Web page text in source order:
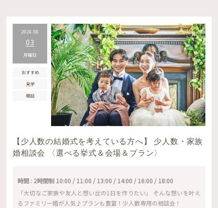
2026.08
03
月曜日
おすすめ
見学
相談
【少人数の結婚式を考えている方へ】 少人数・家族
婚相談会 〈選べる挙式＆会場＆プラン〉
時間 : 2時間制 10:00 / 11:00 / 13:00 / 14:00 / 16:00 / 18:00
「大切なご家族や友人と想い出の1日を作りたい」 そんな想いを叶え
るファミリー婚が人気♪プランも豊富！少人数専用の相談会！